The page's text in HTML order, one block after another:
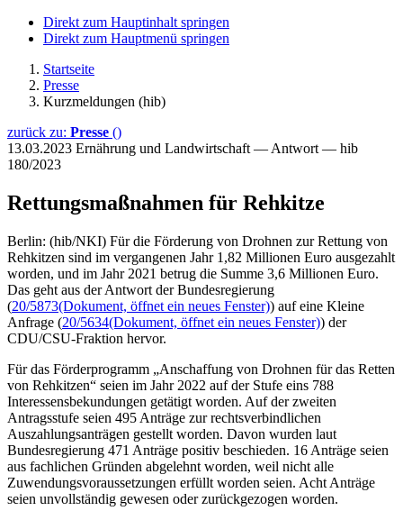
Direkt zum Hauptinhalt springen
Direkt zum Hauptmenü springen
Startseite
Presse
Kurzmeldungen (hib)
zurück zu: Presse ()
13.03.2023 Ernährung und Landwirtschaft — Antwort — hib
180/2023
Rettungsmaßnahmen für Rehkitze
Berlin: (hib/NKI) Für die Förderung von Drohnen zur Rettung von
Rehkitzen sind im vergangenen Jahr 1,82 Millionen Euro ausgezahlt
worden, und im Jahr 2021 betrug die Summe 3,6 Millionen Euro.
Das geht aus der Antwort der Bundesregierung
(20/5873(Dokument, öffnet ein neues Fenster)) auf eine Kleine
Anfrage (20/5634(Dokument, öffnet ein neues Fenster)) der
CDU/CSU-Fraktion hervor.
Für das Förderprogramm „Anschaffung von Drohnen für das Retten
von Rehkitzen“ seien im Jahr 2022 auf der Stufe eins 788
Interessensbekundungen getätigt worden. Auf der zweiten
Antragsstufe seien 495 Anträge zur rechtsverbindlichen
Auszahlungsanträgen gestellt worden. Davon wurden laut
Bundesregierung 471 Anträge positiv beschieden. 16 Anträge seien
aus fachlichen Gründen abgelehnt worden, weil nicht alle
Zuwendungsvoraussetzungen erfüllt worden seien. Acht Anträge
seien unvollständig gewesen oder zurückgezogen worden.